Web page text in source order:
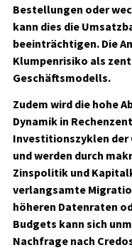
Bestellungen oder
kann dies die
beeinträchtigen. Die
Klumpenrisiko als
Geschäftsmodells.
Zudem wird die hohe
Dynamik in
Investitionszyklen der
und werden durch
Zinspolitik und
verlangsamte
höheren Datenraten
Budgets kann sich
Nachfrage nach